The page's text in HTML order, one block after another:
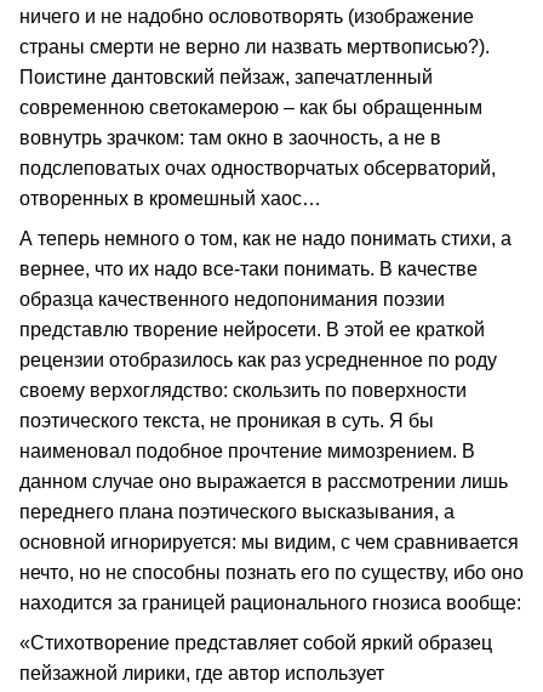
ничего и не надобно ословотворять (изображение
страны смерти не верно ли назвать мертвописью?).
Поистине дантовский пейзаж, запечатленный
современною светокамерою – как бы обращенным
вовнутрь зрачком: там окно в заочность, а не в
подслеповатых очах одностворчатых обсерваторий,
отворенных в кромешный хаос…
А теперь немного о том, как не надо понимать стихи, а
вернее, что их надо все-таки понимать. В качестве
образца качественного недопонимания поэзии
представлю творение нейросети. В этой ее краткой
рецензии отобразилось как раз усредненное по роду
своему верхоглядство: скользить по поверхности
поэтического текста, не проникая в суть. Я бы
наименовал подобное прочтение мимозрением. В
данном случае оно выражается в рассмотрении лишь
переднего плана поэтического высказывания, а
основной игнорируется: мы видим, с чем сравнивается
нечто, но не способны познать его по существу, ибо оно
находится за границей рационального гнозиса вообще:
«Стихотворение представляет собой яркий образец
пейзажной лирики, где автор использует